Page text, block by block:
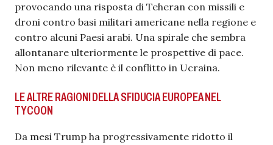
provocando una risposta di Teheran con missili e
droni contro basi militari americane nella regione e
contro alcuni Paesi arabi. Una spirale che sembra
allontanare ulteriormente le prospettive di pace.
Non meno rilevante è il conflitto in Ucraina.
LE ALTRE RAGIONI DELLA SFIDUCIA EUROPEA NEL
TYCOON
Da mesi Trump ha progressivamente ridotto il